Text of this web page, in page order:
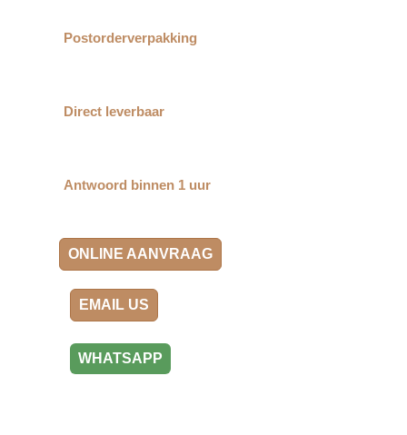
Postorderverpakking
Direct leverbaar
Antwoord binnen 1 uur
ONLINE AANVRAAG
EMAIL US
WHATSAPP